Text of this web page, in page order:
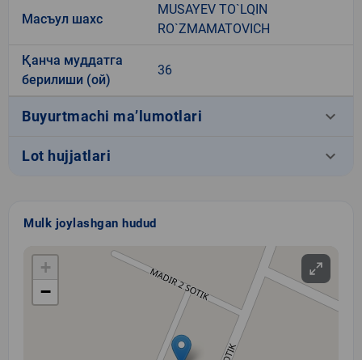
Масъул шахс
MUSAYEV TO`LQIN
RO`ZMAMATOVICH
Қанча муддатга
берилиши (ой)
36
Buyurtmachi ma’lumotlari keyboard_arrow_down
Lot hujjatlari keyboard_arrow_down
Mulk joylashgan hudud
+
−